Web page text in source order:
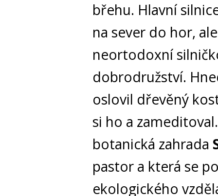
břehu. Hlavní
na sever do hor,
neortodoxní
dobrodružství.
oslovil dřevěný
si ho a
botanická zahrada
pastor a která se
ekologického